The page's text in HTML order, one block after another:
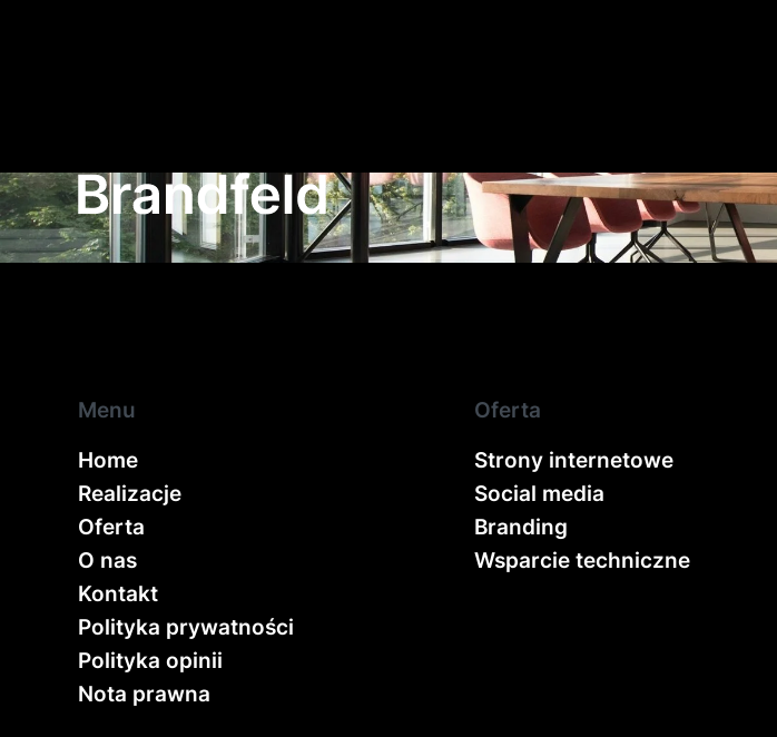
Menu
Home
Realizacje
Oferta
O nas
Kontakt
Polityka prywatności
Polityka opinii
Nota prawna
Oferta
Strony internetowe
Social media
Branding
Wsparcie techniczne